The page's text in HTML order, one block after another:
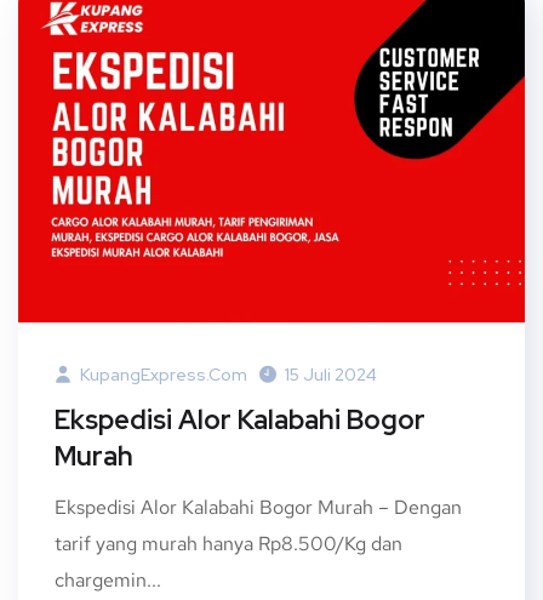
KupangExpress.com 15 Juli 2024
Ekspedisi Alor Kalabahi Bogor
Murah
Ekspedisi Alor Kalabahi Bogor Murah – Dengan
tarif yang murah hanya Rp8.500/Kg dan
chargemin...